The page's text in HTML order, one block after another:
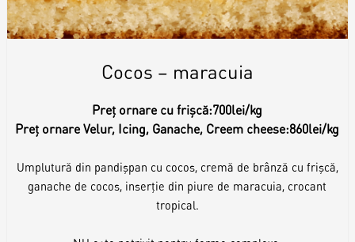
Cocos – maracuia
Preț ornare cu frișcă:700lei/kg
Preț ornare Velur, Icing, Ganache, Creem cheese:860lei/kg
Umplutură din pandișpan cu cocos, cremă de brânză cu frișcă,
ganache de cocos, inserție din piure de maracuia, crocant
tropical.